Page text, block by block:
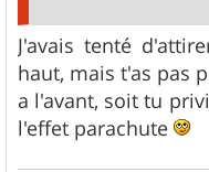
J'avais tenté
haut, mais t'as pas
a l'avant, soit tu
l'effet parachute